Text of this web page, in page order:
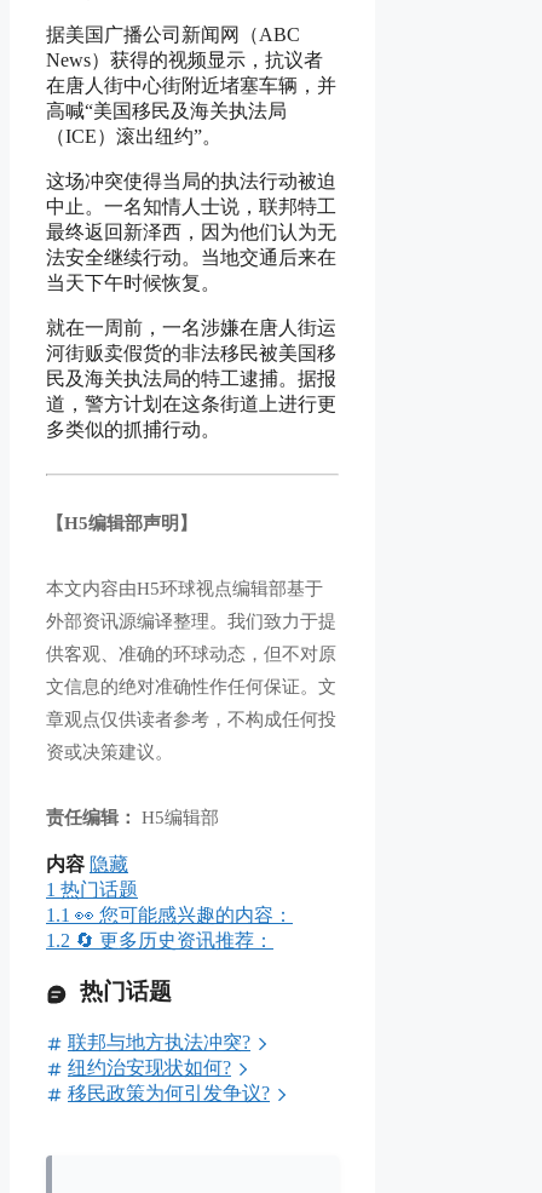
据美国广播公司新闻网（ABC
News）获得的视频显示，抗议者
在唐人街中心街附近堵塞车辆，并
高喊“美国移民及海关执法局
（ICE）滚出纽约”。
这场冲突使得当局的执法行动被迫
中止。一名知情人士说，联邦特工
最终返回新泽西，因为他们认为无
法安全继续行动。当地交通后来在
当天下午时候恢复。
就在一周前，一名涉嫌在唐人街运
河街贩卖假货的非法移民被美国移
民及海关执法局的特工逮捕。据报
道，警方计划在这条街道上进行更
多类似的抓捕行动。
【H5编辑部声明】
本文内容由H5环球视点编辑部基于
外部资讯源编译整理。我们致力于提
供客观、准确的环球动态，但不对原
文信息的绝对准确性作任何保证。文
章观点仅供读者参考，不构成任何投
资或决策建议。
责任编辑： H5编辑部
内容 隐藏
1 热门话题
1.1 👀 您可能感兴趣的内容：
1.2 🔄 更多历史资讯推荐：
热门话题
联邦与地方执法冲突?
纽约治安现状如何?
移民政策为何引发争议?